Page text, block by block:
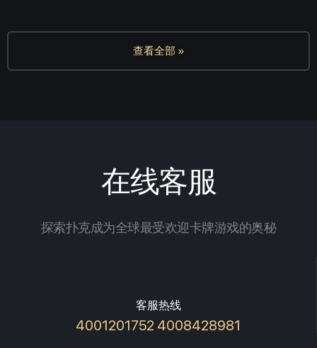
查看全部 »
在线客服
探索扑克成为全球最受欢迎卡牌游戏的奥秘
客服热线
4001201752 4008428981